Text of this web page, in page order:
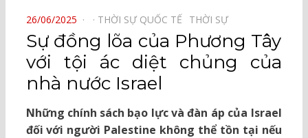
POSTED
ON
26/06/2025 THỜI SỰ QUỐC TẾ⠀ THỜI SỰ⠀
Sự đồng lõa của Phương Tây
với tội ác diệt chủng của
nhà nước Israel
Những chính sách bạo lực và đàn áp của Israel
đối với người Palestine không thể tồn tại nếu